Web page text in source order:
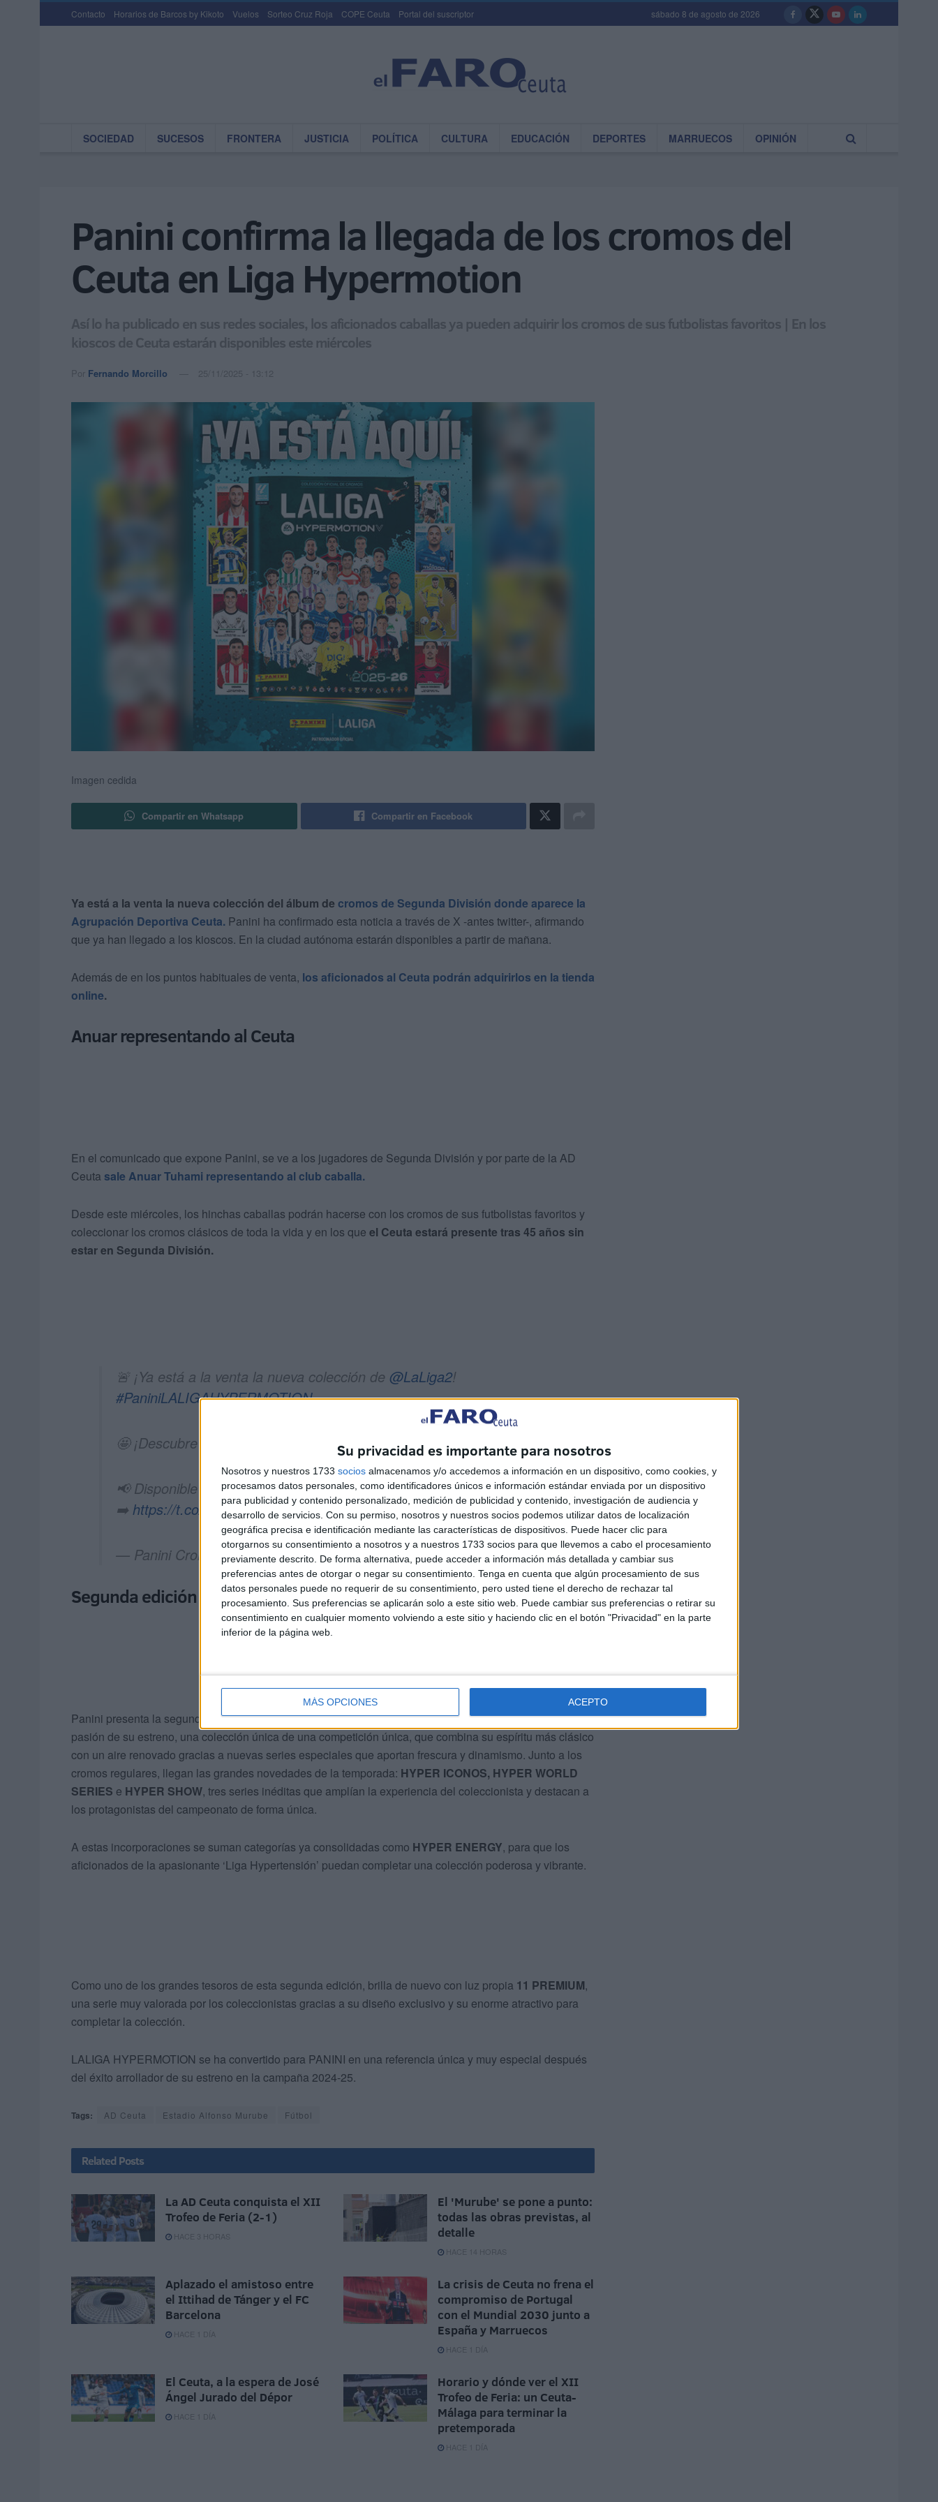
Su privacidad es importante para nosotros
Nosotros y nuestros 1733 socios almacenamos y/o accedemos a información en un dispositivo, como cookies, y
procesamos datos personales, como identificadores únicos e información estándar enviada por un dispositivo
para publicidad y contenido personalizado, medición de publicidad y contenido, investigación de audiencia y
desarrollo de servicios. Con su permiso, nosotros y nuestros socios podemos utilizar datos de localización
geográfica precisa e identificación mediante las características de dispositivos. Puede hacer clic para
otorgarnos su consentimiento a nosotros y a nuestros 1733 socios para que llevemos a cabo el procesamiento
previamente descrito. De forma alternativa, puede acceder a información más detallada y cambiar sus
preferencias antes de otorgar o negar su consentimiento. Tenga en cuenta que algún procesamiento de sus
datos personales puede no requerir de su consentimiento, pero usted tiene el derecho de rechazar tal
procesamiento. Sus preferencias se aplicarán solo a este sitio web. Puede cambiar sus preferencias o retirar su
consentimiento en cualquier momento volviendo a este sitio y haciendo clic en el botón "Privacidad" en la parte
inferior de la página web.
MÁS OPCIONES ACEPTO
Contacto Horarios de Barcos by Kikoto Vuelos Sorteo Cruz Roja COPE Ceuta Portal del suscriptor sábado 8 de agosto de 2026
SOCIEDAD SUCESOS FRONTERA JUSTICIA POLÍTICA CULTURA EDUCACIÓN DEPORTES MARRUECOS OPINIÓN
Panini confirma la llegada de los cromos del
Ceuta en Liga Hypermotion
Así lo ha publicado en sus redes sociales, los aficionados caballas ya pueden adquirir los cromos de sus futbolistas favoritos | En los
kioscos de Ceuta estarán disponibles este miércoles
Por Fernando Morcillo 25/11/2025 - 13:12
Imagen cedida
Compartir en Whatsapp Compartir en Facebook
Ya está a la venta la nueva colección del álbum de cromos de Segunda División donde aparece la
Agrupación Deportiva Ceuta. Panini ha confirmado esta noticia a través de X -antes twitter-, afirmando
que ya han llegado a los kioscos. En la ciudad autónoma estarán disponibles a partir de mañana.
Además de en los puntos habituales de venta, los aficionados al Ceuta podrán adquirirlos en la tienda
online.
Anuar representando al Ceuta
En el comunicado que expone Panini, se ve a los jugadores de Segunda División y por parte de la AD
Ceuta sale Anuar Tuhami representando al club caballa.
Desde este miércoles, los hinchas caballas podrán hacerse con los cromos de sus futbolistas favoritos y
coleccionar los cromos clásicos de toda la vida y en los que el Ceuta estará presente tras 45 años sin
estar en Segunda División.
🚨 ¡Ya está a la venta la nueva colección de @LaLiga2!
#PaniniLALIGAHYPERMOTION
🤩 ¡Descubre las nuevas series de la categoría de plata más potente!
📢 Disponible en puntos de venta habituales y en nuestra tienda online
➡️ https://t.co/FW7CABbTRz pic.twitter.com/AZ1u7E5lmz
— Panini Cromos (@paninicromos)November 25, 2025
Segunda edición de la Liga Hypermotion
Panini presenta la segunda edición de su colecciónLALIGA HYPERMOTION, y lo hace con la misma
pasión de su estreno, una colección única de una competición única, que combina su espíritu más clásico
con un aire renovado gracias a nuevas series especiales que aportan frescura y dinamismo. Junto a los
cromos regulares, llegan las grandes novedades de la temporada: HYPER ICONOS, HYPER WORLD
SERIES e HYPER SHOW, tres series inéditas que amplían la experiencia del coleccionista y destacan a
los protagonistas del campeonato de forma única.
A estas incorporaciones se suman categorías ya consolidadas como HYPER ENERGY, para que los
aficionados de la apasionante ‘Liga Hypertensión’ puedan completar una colección poderosa y vibrante.
Como uno de los grandes tesoros de esta segunda edición, brilla de nuevo con luz propia 11 PREMIUM,
una serie muy valorada por los coleccionistas gracias a su diseño exclusivo y su enorme atractivo para
completar la colección.
LALIGA HYPERMOTION se ha convertido para PANINI en una referencia única y muy especial después
del éxito arrollador de su estreno en la campaña 2024-25.
Tags: AD Ceuta Estadio Alfonso Murube Fútbol
Related Posts
La AD Ceuta conquista el XII
Trofeo de Feria (2-1)
HACE 3 HORAS
El 'Murube' se pone a punto:
todas las obras previstas, al
detalle
HACE 14 HORAS
Aplazado el amistoso entre
el Ittihad de Tánger y el FC
Barcelona
HACE 1 DÍA
La crisis de Ceuta no frena el
compromiso de Portugal
con el Mundial 2030 junto a
España y Marruecos
HACE 1 DÍA
El Ceuta, a la espera de José
Ángel Jurado del Dépor
HACE 1 DÍA
Horario y dónde ver el XII
Trofeo de Feria: un Ceuta-
Málaga para terminar la
pretemporada
HACE 1 DÍA